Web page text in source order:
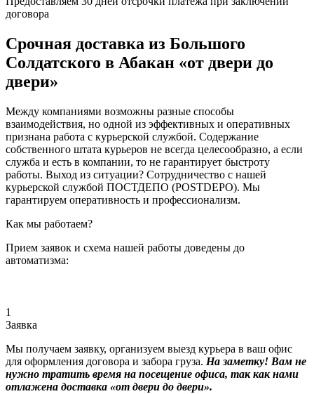
договора
Срочная доставка из Большого
Солдатского в Абакан «от двери до
двери»
Между компаниями возможны разные способы
взаимодействия, но одной из эффективных и оперативных
признана работа с курьерской службой. Содержание
собственного штата курьеров не всегда целесообразно, а если
служба и есть в компании, то не гарантирует быстроту
работы. Выход из ситуации? Сотрудничество с нашей
курьерской службой ПОСТДЕПО (POSTDEPO). Мы
гарантируем оперативность и профессионализм.
Как мы работаем?
Прием заявок и схема нашей работы доведены до
автоматизма:
1
Заявка
Мы получаем заявку, организуем выезд курьера в ваш офис
для оформления договора и забора груза. На заметку! Вам не
нужно тратить время на посещение офиса, так как нами
отлажена доставка «от двери до двери».